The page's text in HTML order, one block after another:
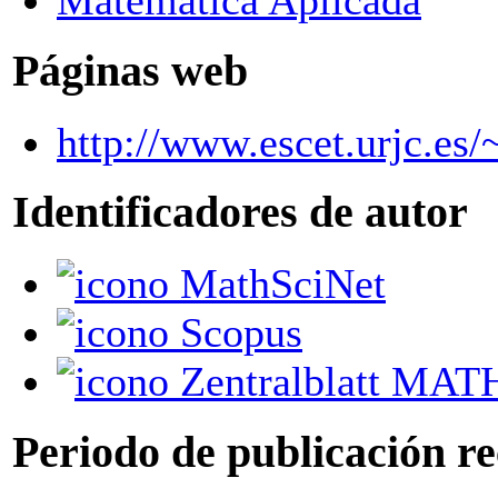
Páginas web
http://
Identificadores de autor
MathSciNet
Scopus
Zentralblatt
Periodo de publicación